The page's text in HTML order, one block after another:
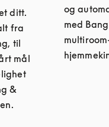
ditt.
fra
til
mål
&
og
med